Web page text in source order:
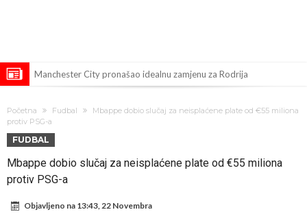
Manchester City pronašao idealnu zamjenu za Rodrija
od njih je Messi, znate li ko je drugi?
Прijelom u transferu Romera? Inter nema dovoljno sredstava,
Atletico prati situaciju.
GOTOVO JE! Čelsi dovodi novog lijevog beka – transfer vrijedan 21
milion eura
Atletico Madrid donosi neočekivanu odluku!
Početna Fudbal
Mbappe dobio slučaj za neisplaćene plate od €55 miliona
protiv PSG-a
FUDBAL
Mbappe dobio slučaj za neisplaćene plate od €55 miliona
protiv PSG-a
Objavljeno na 13:43, 22 Novembra